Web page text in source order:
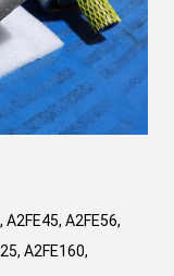
A2FE56,
A2FE160,